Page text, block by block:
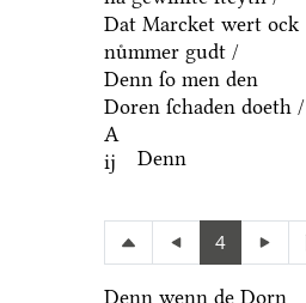
Dat Marcket wert ock
nuͤmmer gudt /
Denn ſo men den
Doren ſchaden doeth /
A
ij
Denn
4
Denn wenn de Dorn